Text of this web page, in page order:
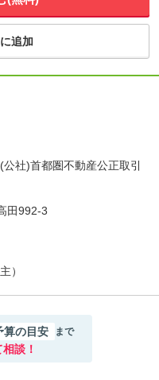
社)首都圏不動産公正取引
田992-3
）
算の目安 まで
談！